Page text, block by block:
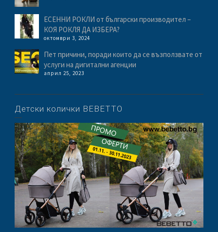
ЕСЕННИ РОКЛИ от български производител –
КОЯ РОКЛЯ ДА ИЗБЕРА?
октомври 3, 2024
Пет причини, поради които да се възползвате от
услуги на дигитални агенции
април 25, 2023
Детски колички BEBETTO